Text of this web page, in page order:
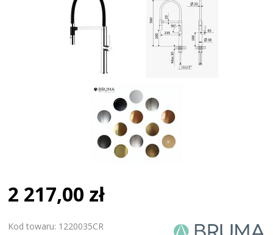
2 217,00 zł
Kod towaru: 1220035CR